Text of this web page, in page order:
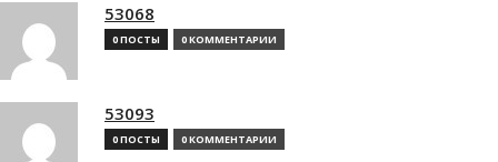
53068
0 ПОСТЫ 0 КОММЕНТАРИИ
53093
0 ПОСТЫ 0 КОММЕНТАРИИ